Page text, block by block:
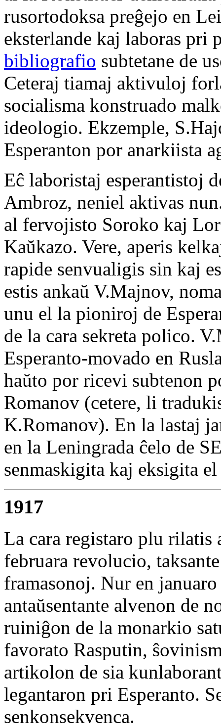
rusortodoksa preĝejo en
eksterlande kaj laboras pri
bibliografio subtetane de
Ceteraj tiamaj aktivuloj
socialisma konstruado
ideologio. Ekzemple,
Esperanton por anarkiista
Eĉ laboristaj esperantistoj
Ambroz, neniel aktivas
al fervojisto Soroko kaj
Kaŭkazo. Vere, aperis
rapide senvualigis sin kaj
estis ankaŭ V.Majnov,
unu el la pioniroj de
de la cara sekreta polico.
Esperanto-movado en
haŭto por ricevi subtenon
Romanov (cetere, li
K.Romanov). En la lastaj
en la Leningrada ĉelo de
senmaskigita kaj eksigita
1917
La cara registaro plu rilatis
februara revolucio,
framasonoj. Nur en
antaŭsentante alvenon de
ruiniĝon de la monarkio
favorato Rasputin,
artikolon de sia
legantaron pri Esperanto.
senkonsekvenca.